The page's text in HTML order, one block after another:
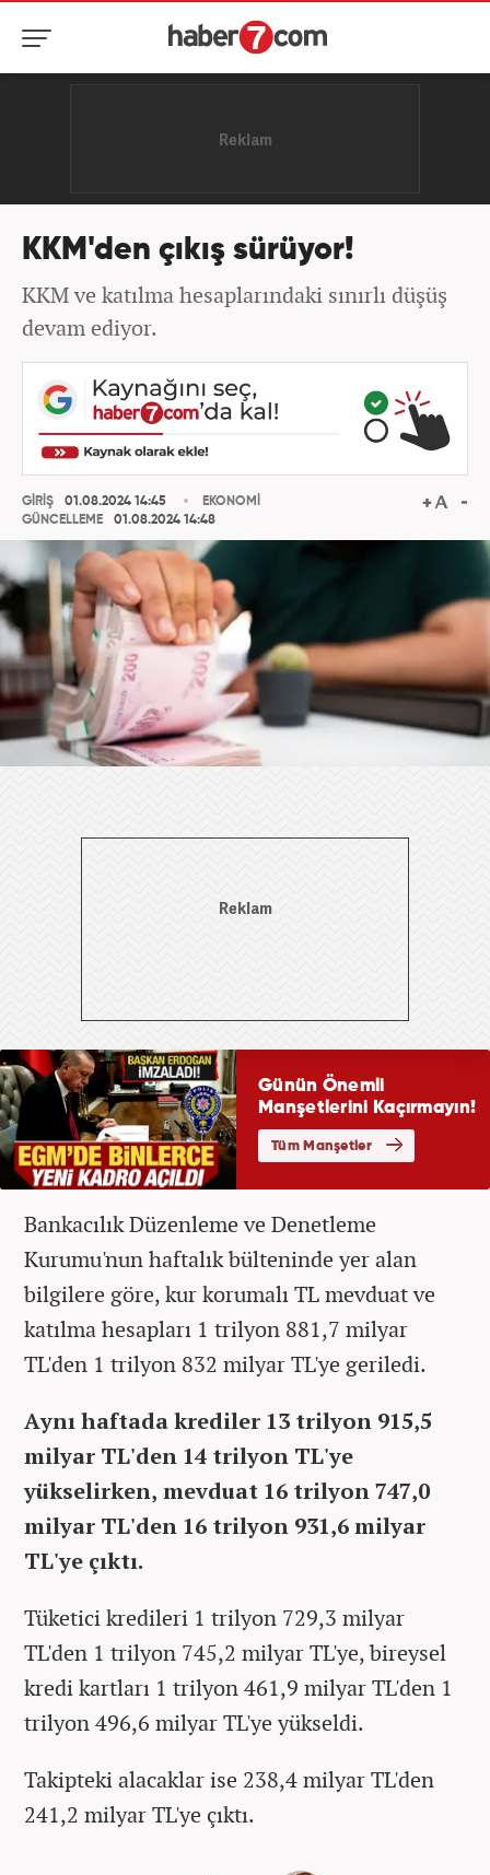
KKM'den çıkış sürüyor!
KKM ve katılma hesaplarındaki sınırlı düşüş
devam ediyor.
GİRİŞ
01.08.2024 14:45
GÜNCELLEME
01.08.2024 14:48
EKONOMİ
Bankacılık Düzenleme ve Denetleme
Kurumu'nun haftalık bülteninde yer alan
bilgilere göre, kur korumalı TL mevduat ve
katılma hesapları 1 trilyon 881,7 milyar
TL'den 1 trilyon 832 milyar TL'ye geriledi.
Aynı haftada krediler 13 trilyon 915,5
milyar TL'den 14 trilyon TL'ye
yükselirken, mevduat 16 trilyon 747,0
milyar TL'den 16 trilyon 931,6 milyar
TL'ye çıktı.
Tüketici kredileri 1 trilyon 729,3 milyar
TL'den 1 trilyon 745,2 milyar TL'ye, bireysel
kredi kartları 1 trilyon 461,9 milyar TL'den 1
trilyon 496,6 milyar TL'ye yükseldi.
Takipteki alacaklar ise 238,4 milyar TL'den
241,2 milyar TL'ye çıktı.